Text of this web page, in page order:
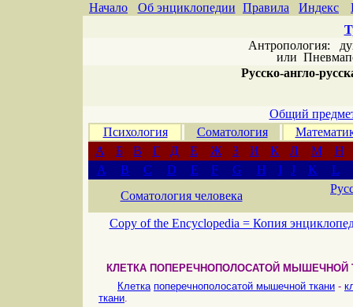
Начало Об энциклопедии Правила Индекс
Антропология:
или
Русско-англо-
Общий
Психология
Соматология
А
Б В Г Д Е Ж З И К Л М
Н
A
B C D E F G H I J K
L
Соматология человека
Copy of the Encyclopedia = Копия
КЛЕТКА ПОПЕРЕЧНОПОЛОСАТОЙ МЫШЕЧНОЙ
Клетка поперечнополосатой мышечной ткани -
ткани.